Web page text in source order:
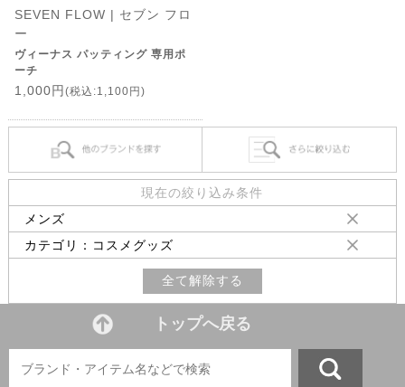
SEVEN FLOW | セブン フロ
ー
ヴィーナス パッティング 専用ポ
ーチ
1,000円 (税込:1,100円)
現在の絞り込み条件
メンズ
カテゴリ：コスメグッズ
全て解除する
トップへ戻る